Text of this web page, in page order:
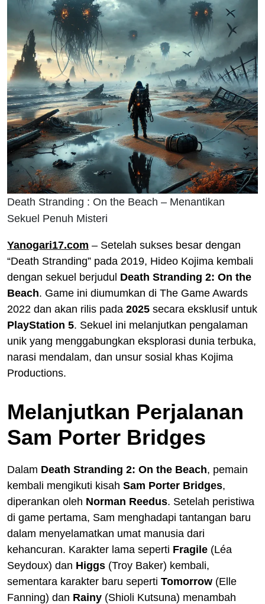
Death Stranding : On the Beach – Menantikan
Sekuel Penuh Misteri
Yanogari17.com – Setelah sukses besar dengan
“Death Stranding” pada 2019, Hideo Kojima kembali
dengan sekuel berjudul Death Stranding 2: On the
Beach. Game ini diumumkan di The Game Awards
2022 dan akan rilis pada 2025 secara eksklusif untuk
PlayStation 5. Sekuel ini melanjutkan pengalaman
unik yang menggabungkan eksplorasi dunia terbuka,
narasi mendalam, dan unsur sosial khas Kojima
Productions.
Melanjutkan Perjalanan
Sam Porter Bridges
Dalam Death Stranding 2: On the Beach, pemain
kembali mengikuti kisah Sam Porter Bridges,
diperankan oleh Norman Reedus. Setelah peristiwa
di game pertama, Sam menghadapi tantangan baru
dalam menyelamatkan umat manusia dari
kehancuran. Karakter lama seperti Fragile (Léa
Seydoux) dan Higgs (Troy Baker) kembali,
sementara karakter baru seperti Tomorrow (Elle
Fanning) dan Rainy (Shioli Kutsuna) menambah